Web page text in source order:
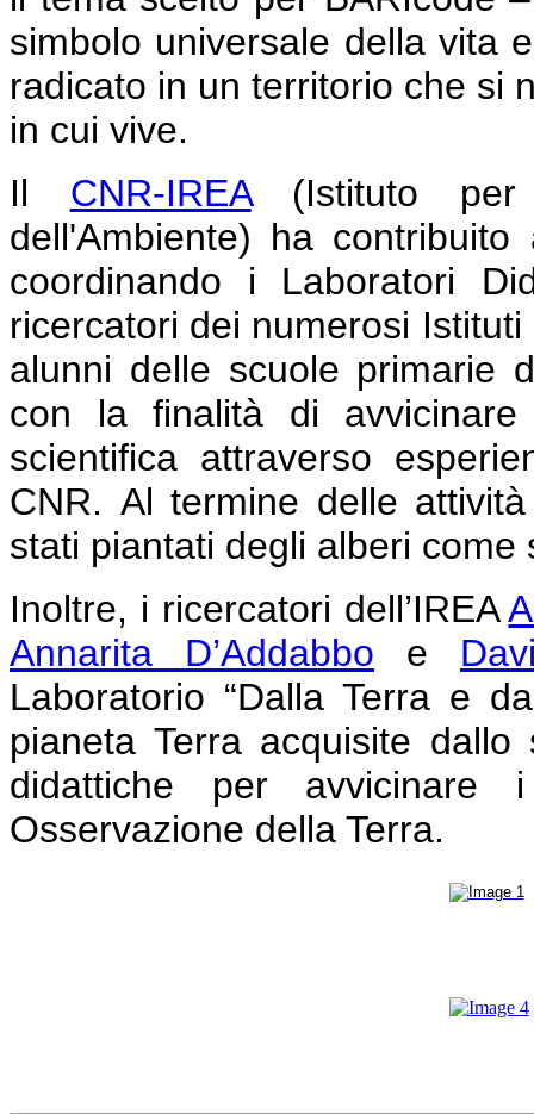
simbolo universale della vita
radicato in un territorio che si
in cui vive.
Il CNR-IREA(Istituto per il
dell'Ambiente) ha
coordinando i Laboratori
ricercatori dei numerosi
alunni delle scuole primarie
con la finalità di
scientifica attraverso
CNR. Al termine delle
stati piantati degli alberi
Inoltre, i ricercatori dell’IREA
Annarita D’Addabbo e
Laboratorio “Dalla Terra e
pianeta Terra acquisite
didattiche per
Osservazione della Terra.